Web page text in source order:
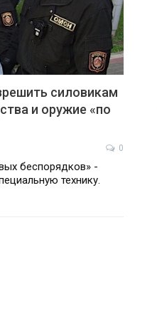
силовикам
и оружие «по
0
беспорядков» -
технику.